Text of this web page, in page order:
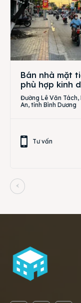
Bán nhà mặt
phù hợp kinh
Đường Lê Văn Tách,
An, tỉnh Bình Dương
Tư vấn